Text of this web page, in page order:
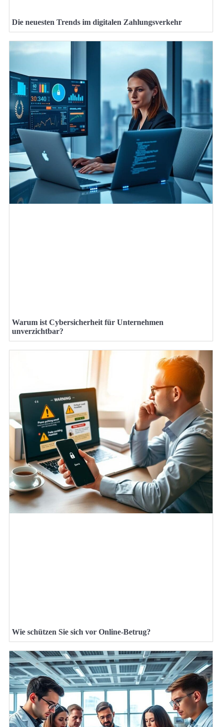
Die neuesten Trends im digitalen Zahlungsverkehr
Warum ist Cybersicherheit für Unternehmen
unverzichtbar?
Wie schützen Sie sich vor Online-Betrug?